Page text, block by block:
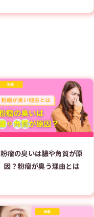
粉瘤の臭いは膿や角質が原
因？粉瘤が臭う理由とは